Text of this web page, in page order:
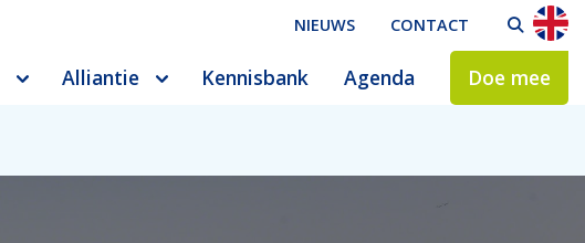
NIEUWS CONTACT
Alliantie Kennisbank Agenda Doe mee